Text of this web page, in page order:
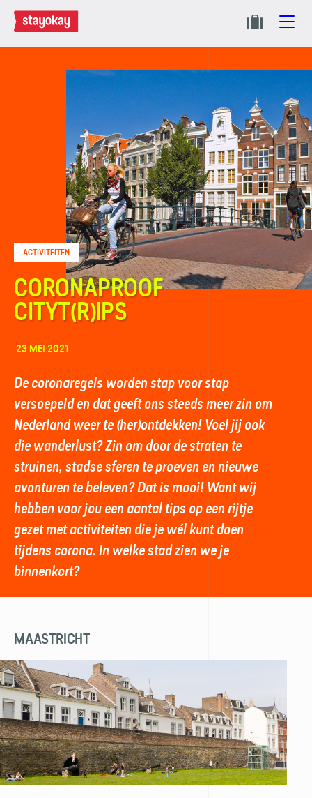
ACTIVITEITEN
CORONAPROOF
CITYT(R)IPS
23 MEI 2021
De coronaregels worden stap voor stap
versoepeld en dat geeft ons steeds meer zin om
Nederland weer te (her)ontdekken! Voel jij ook
die wanderlust? Zin om door de straten te
struinen, stadse sferen te proeven en nieuwe
avonturen te beleven? Dat is mooi! Want wij
hebben voor jou een aantal tips op een rijtje
gezet met activiteiten die je wél kunt doen
tijdens corona. In welke stad zien we je
binnenkort?
MAASTRICHT